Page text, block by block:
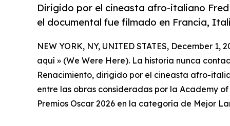
Dirigido por el cineasta afro-italiano
el documental fue filmado en Francia,
NEW YORK, NY, UNITED STATES, December 1,
aquí » (We Were Here). La historia nunca
Renacimiento, dirigido por el cineasta afro-
entre las obras consideradas por la Academy
Premios Oscar 2026 en la categoría de Mejor